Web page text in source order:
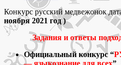
ответы
и
задания
Конкурс русский медвежонок
ноября 2021 год )
Задания и ответы
Официальный конкурс “
— языкознание для всех”